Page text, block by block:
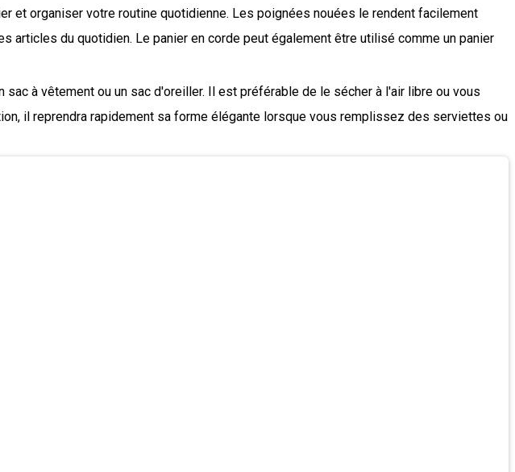
et organiser votre routine quotidienne. Les poignées nouées le rendent facilement
articles du quotidien. Le panier en corde peut également être utilisé comme un panier
à vêtement ou un sac d'oreiller. Il est préférable de le sécher à l'air libre ou vous
il reprendra rapidement sa forme élégante lorsque vous remplissez des serviettes ou